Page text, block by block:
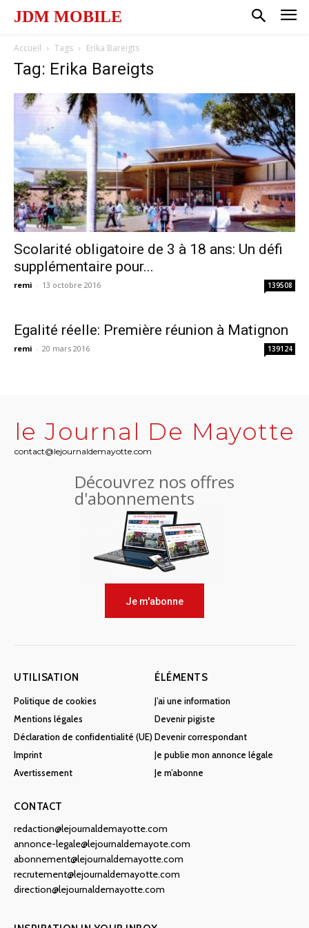
JDM MOBILE
Accueil Tags Erika Bareigts
Tag: Erika Bareigts
Scolarité obligatoire de 3 à 18 ans: Un défi
supplémentaire pour...
remi - 13 octobre 2016 139508
Egalité réelle: Première réunion à Matignon
remi - 20 mars 2016 139124
le Journal De Mayotte
contact@lejournaldemayotte.com
Découvrez nos offres
d'abonnements
Je m'abonne
UTILISATION
Politique de cookies
Mentions légales
Déclaration de confidentialité (UE)
Imprint
Avertissement
ÉLÉMENTS
J’ai une information
Devenir pigiste
Devenir correspondant
Je publie mon annonce légale
Je m’abonne
CONTACT
redaction@lejournaldemayotte.com
annonce-legale@lejournaldemayote.com
abonnement@lejournaldemayotte.com
recrutement@lejournaldemayotte.com
direction@lejournaldemayotte.com